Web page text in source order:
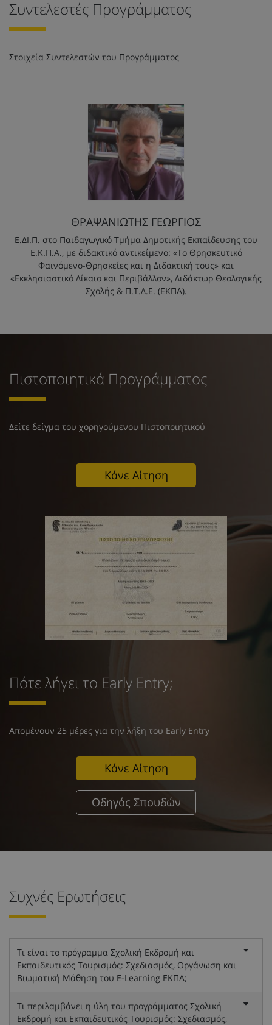
Συντελεστές Προγράμματος
Στοιχεία Συντελεστών του Προγράμματος
ΘΡΑΨΑΝΙΩΤΗΣ ΓΕΩΡΓΙΟΣ
Ε.ΔΙ.Π. στο Παιδαγωγικό Τμήμα Δημοτικής Εκπαίδευσης του
Ε.Κ.Π.Α., με διδακτικό αντικείμενο: «Το Θρησκευτικό
Φαινόμενο-Θρησκείες και η Διδακτική τους» και
«Εκκλησιαστικό Δίκαιο και Περιβάλλον», Διδάκτωρ Θεολογικής
Σχολής & Π.Τ.Δ.Ε. (ΕΚΠΑ).
Πιστοποιητικά Προγράμματος
Δείτε δείγμα του χορηγούμενου Πιστοποιητικού
Κάνε Αίτηση
Πότε λήγει το Early Entry;
Απομένουν 25 μέρες για την λήξη του Early Entry
Κάνε Αίτηση
Οδηγός Σπουδών
Συχνές Ερωτήσεις
Τι είναι το πρόγραμμα Σχολική Εκδρομή και
Εκπαιδευτικός Τουρισμός: Σχεδιασμός, Οργάνωση και
Βιωματική Μάθηση του E-Learning ΕΚΠΑ;
Τι περιλαμβάνει η ύλη του προγράμματος Σχολική
Εκδρομή και Εκπαιδευτικός Τουρισμός: Σχεδιασμός,